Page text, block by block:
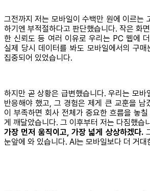
그전까지 저는 모바일이 수백만 원에 이르는
하기엔 부적절하다고 판단했습니다. 작은 화
한 신뢰도 등 여러 이유로 우리는 PC 웹에
실제 당시 데이터를 봐도 모바일에서의 구
집중되어 있었습니다.
하지만 곧 상황은 급변했습니다. 우리는 모바
반응해야 했고, 그 경험은 제게 큰 교훈을 남
이 부족하면 회사 전체가 중요한 흐름을 놓
게 깨달았습니다. 그 이후부터 저는 다짐했습
가장 먼저 움직이고, 가장 넓게 상상하겠다.
눈앞에 와 있습니다. AI는 모바일보다 더 거대